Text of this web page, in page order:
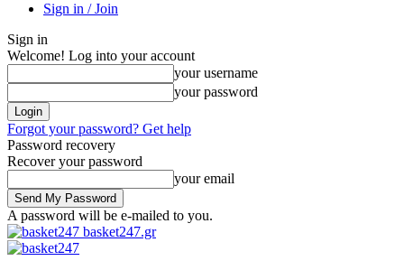
Sign in / Join
Sign in
Welcome! Log into your account
your username
your password
Forgot your password? Get help
Password recovery
Recover your password
your email
A password will be e-mailed to you.
basket247.gr